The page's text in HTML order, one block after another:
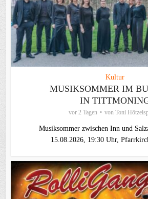
Kultur
MUSIKSOMMER IM
IN
vor 2 Tagen von Toni
Musiksommer zwischen Inn und
15.08.2026, 19:30 Uhr,